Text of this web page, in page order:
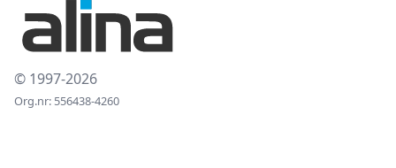
© 1997-2026
Org.nr: 556438-4260